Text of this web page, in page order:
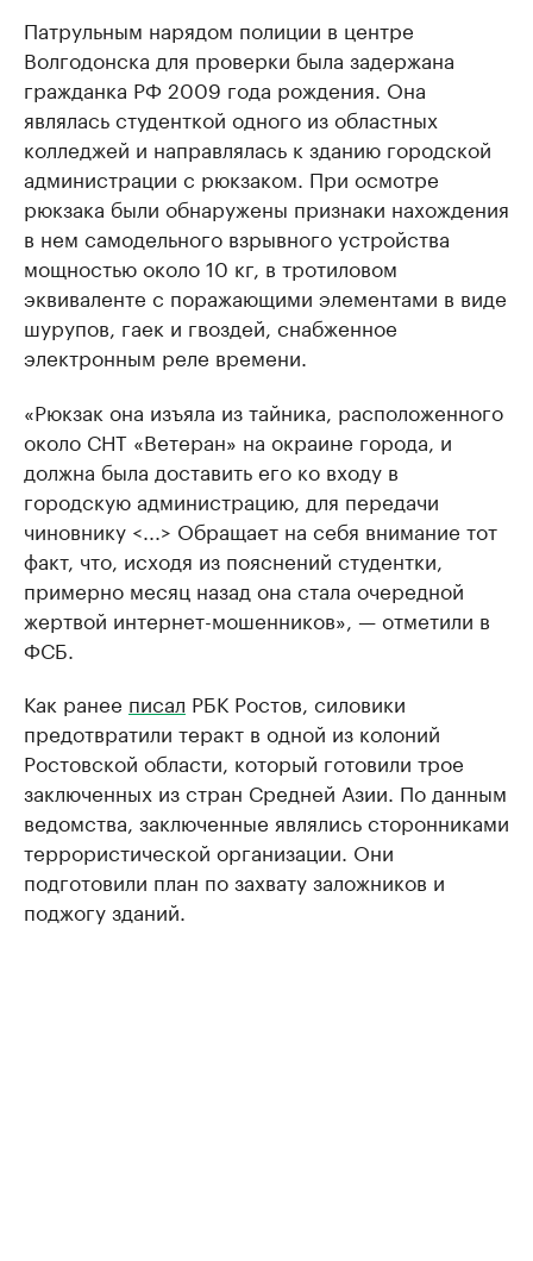
Патрульным нарядом полиции в центре
Волгодонска для проверки была задержана
гражданка РФ 2009 года рождения. Она
являлась студенткой одного из областных
колледжей и направлялась к зданию городской
администрации с рюкзаком. При осмотре
рюкзака были обнаружены признаки нахождения
в нем самодельного взрывного устройства
мощностью около 10 кг, в тротиловом
эквиваленте с поражающими элементами в виде
шурупов, гаек и гвоздей, снабженное
электронным реле времени.
«Рюкзак она изъяла из тайника, расположенного
около СНТ «Ветеран» на окраине города, и
должна была доставить его ко входу в
городскую администрацию, для передачи
чиновнику <...> Обращает на себя внимание тот
факт, что, исходя из пояснений студентки,
примерно месяц назад она стала очередной
жертвой интернет-мошенников», — отметили в
ФСБ.
Как ранее писал РБК Ростов, силовики
предотвратили теракт в одной из колоний
Ростовской области, который готовили трое
заключенных из стран Средней Азии. По данным
ведомства, заключенные являлись сторонниками
террористической организации. Они
подготовили план по захвату заложников и
поджогу зданий.